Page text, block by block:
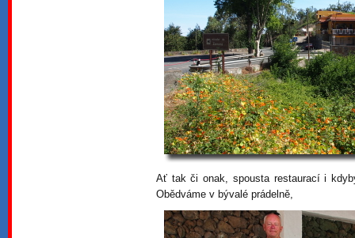
Ať tak či onak, spousta restaurací i
Obědváme v bývalé prádelně,